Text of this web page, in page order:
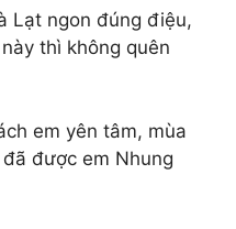
Lạt ngon đúng điệu,
thì không quên
em yên tâm, mùa
được em Nhung